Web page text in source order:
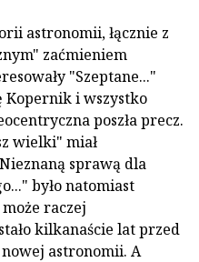
astronomii, łącznie z
zaćmieniem
"Szeptane..."
Kopernik i wszystko
poszła precz.
wielki" miał
sprawą dla
było natomiast
raczej
kilkanaście lat przed
astronomii. A